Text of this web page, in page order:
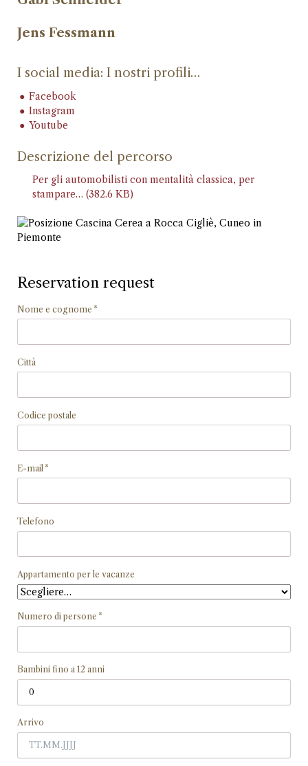
Jens Fessmann
I social media: I nostri profili…
Facebook
Instagram
Youtube
Descrizione del percorso
Per gli automobilisti con mentalità classica, per
stampare… (382.6 KB)
Reservation request
Campo
obbligatorio
Nome e cognome *
Città
Codice postale
Campo
obbligatorio
E-mail *
Telefono
Appartamento per le vacanze
Campo
obbligatorio
Numero di persone *
Bambini fino a 12 anni
Arrivo